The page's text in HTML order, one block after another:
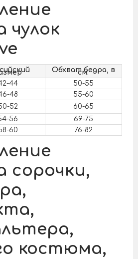
чулок
Обхват бедра, в
см.
44
50-55
48
55-60
52
60-65
56
69-75
60 76-82
сорочки,
костюма,